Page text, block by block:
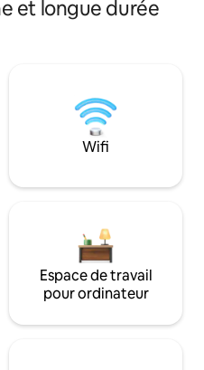
et longue durée
Wifi
Espace de travail
pour ordinateur